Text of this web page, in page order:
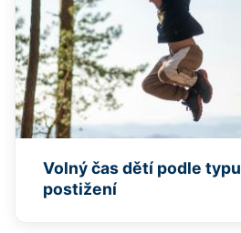
Volný čas dětí podle typu
postižení